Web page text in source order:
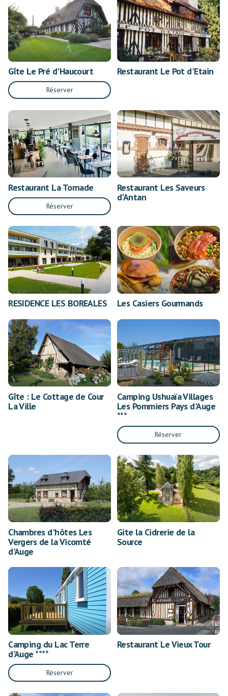
Gîte Le Pré d'Haucourt
Réserver
Restaurant Le Pot d'Etain
Restaurant La Tornade
Réserver
Restaurant Les Saveurs
d'Antan
RESIDENCE LES BOREALES Les Casiers Gourmands
Gîte : Le Cottage de Cour
La Ville
Camping Ushuaïa Villages
Les Pommiers Pays d'Auge
***
Réserver
Chambres d'hôtes Les
Vergers de la Vicomté
d'Auge
Gite la Cidrerie de la
Source
Camping du Lac Terre
d'Auge ****
Réserver
Restaurant Le Vieux Tour